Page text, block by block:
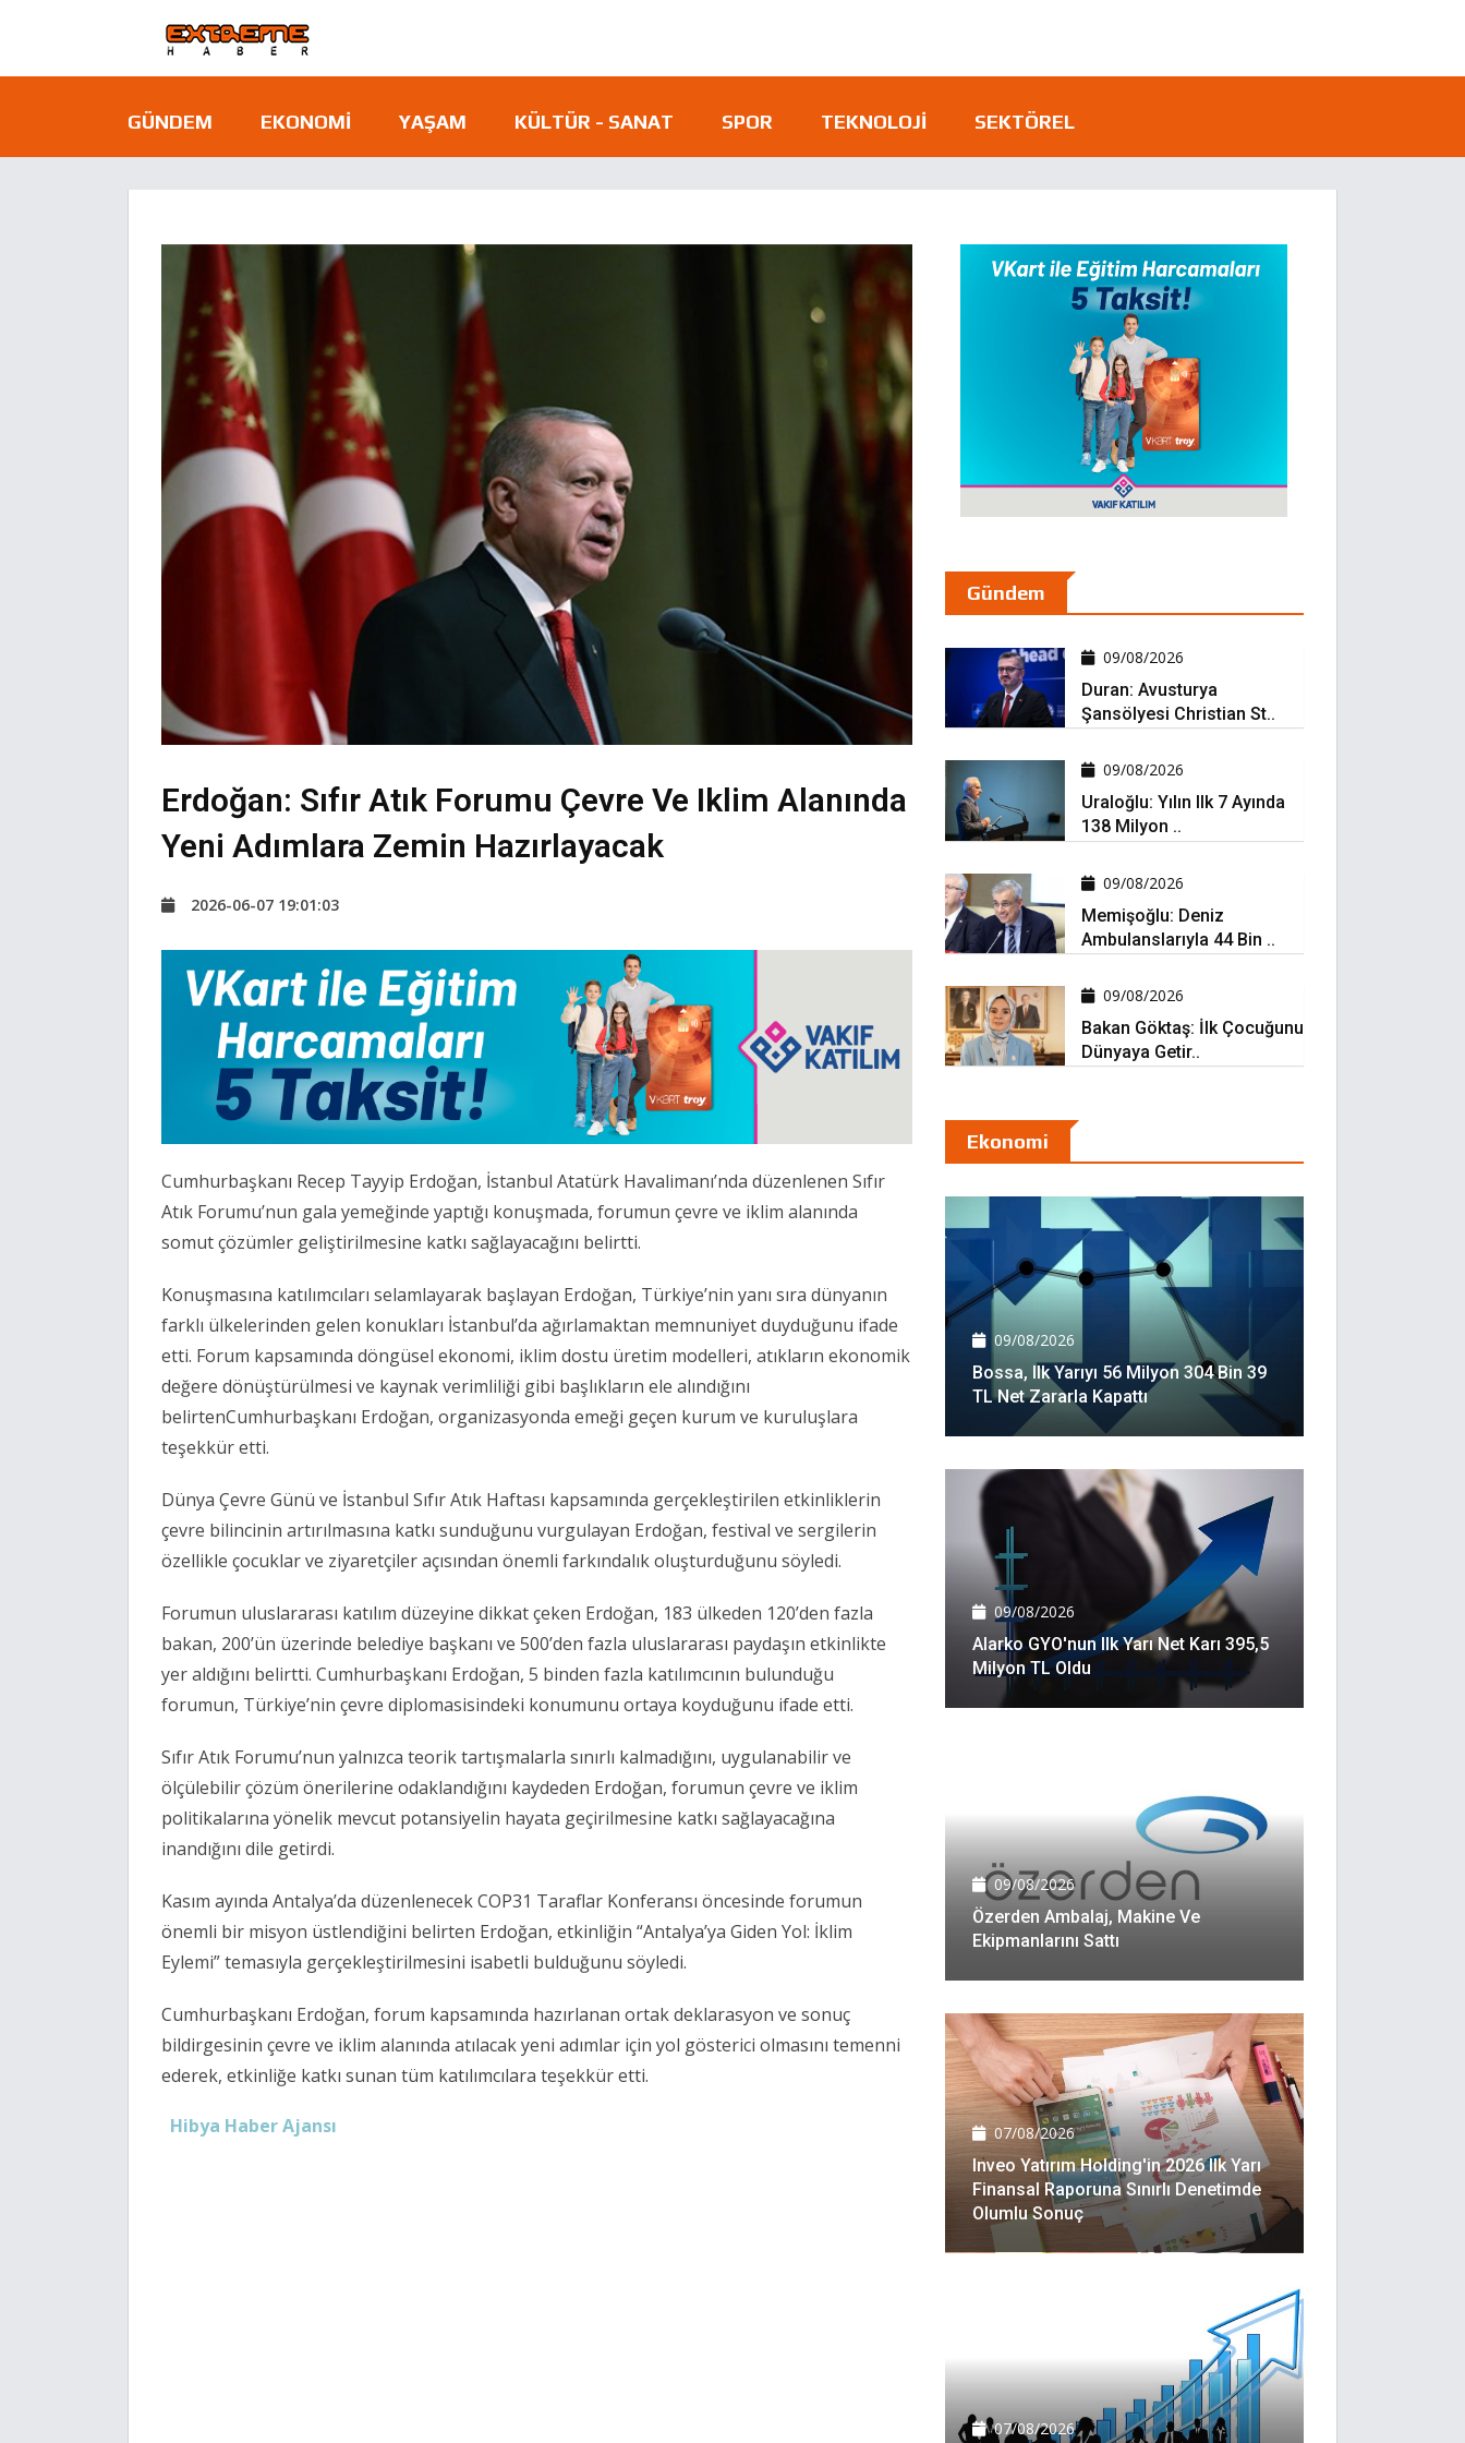
GÜNDEM EKONOMI YAŞAM KÜLTÜR - SANAT SPOR TEKNOLOJI SEKTÖREL
Erdoğan: Sıfır Atık Forumu Çevre Ve Iklim Alanında
Yeni Adımlara Zemin Hazırlayacak
2026-06-07 19:01:03
Cumhurbaşkanı Recep Tayyip Erdoğan, İstanbul Atatürk Havalimanı’nda düzenlenen Sıfır
Atık Forumu’nun gala yemeğinde yaptığı konuşmada, forumun çevre ve iklim alanında
somut çözümler geliştirilmesine katkı sağlayacağını belirtti.
Konuşmasına katılımcıları selamlayarak başlayan Erdoğan, Türkiye’nin yanı sıra dünyanın
farklı ülkelerinden gelen konukları İstanbul’da ağırlamaktan memnuniyet duyduğunu ifade
etti. Forum kapsamında döngüsel ekonomi, iklim dostu üretim modelleri, atıkların ekonomik
değere dönüştürülmesi ve kaynak verimliliği gibi başlıkların ele alındığını
belirtenCumhurbaşkanı Erdoğan, organizasyonda emeği geçen kurum ve kuruluşlara
teşekkür etti.
Dünya Çevre Günü ve İstanbul Sıfır Atık Haftası kapsamında gerçekleştirilen etkinliklerin
çevre bilincinin artırılmasına katkı sunduğunu vurgulayan Erdoğan, festival ve sergilerin
özellikle çocuklar ve ziyaretçiler açısından önemli farkındalık oluşturduğunu söyledi.
Forumun uluslararası katılım düzeyine dikkat çeken Erdoğan, 183 ülkeden 120’den fazla
bakan, 200’ün üzerinde belediye başkanı ve 500’den fazla uluslararası paydaşın etkinlikte
yer aldığını belirtti. Cumhurbaşkanı Erdoğan, 5 binden fazla katılımcının bulunduğu
forumun, Türkiye’nin çevre diplomasisindeki konumunu ortaya koyduğunu ifade etti.
Sıfır Atık Forumu’nun yalnızca teorik tartışmalarla sınırlı kalmadığını, uygulanabilir ve
ölçülebilir çözüm önerilerine odaklandığını kaydeden Erdoğan, forumun çevre ve iklim
politikalarına yönelik mevcut potansiyelin hayata geçirilmesine katkı sağlayacağına
inandığını dile getirdi.
Kasım ayında Antalya’da düzenlenecek COP31 Taraflar Konferansı öncesinde forumun
önemli bir misyon üstlendiğini belirten Erdoğan, etkinliğin “Antalya’ya Giden Yol: İklim
Eylemi” temasıyla gerçekleştirilmesini isabetli bulduğunu söyledi.
Cumhurbaşkanı Erdoğan, forum kapsamında hazırlanan ortak deklarasyon ve sonuç
bildirgesinin çevre ve iklim alanında atılacak yeni adımlar için yol gösterici olmasını temenni
ederek, etkinliğe katkı sunan tüm katılımcılara teşekkür etti.
Hibya Haber Ajansı
Gündem
09/08/2026
Duran: Avusturya
Şansölyesi Christian St..
09/08/2026
Uraloğlu: Yılın Ilk 7 Ayında
138 Milyon ..
09/08/2026
Memişoğlu: Deniz
Ambulanslarıyla 44 Bin ..
09/08/2026
Bakan Göktaş: İlk Çocuğunu
Dünyaya Getir..
Ekonomi
09/08/2026
Bossa, Ilk Yarıyı 56 Milyon 304 Bin 39
TL Net Zararla Kapattı
09/08/2026
Alarko GYO'nun Ilk Yarı Net Karı 395,5
Milyon TL Oldu
09/08/2026
Özerden Ambalaj, Makine Ve
Ekipmanlarını Sattı
07/08/2026
Inveo Yatırım Holding'in 2026 Ilk Yarı
Finansal Raporuna Sınırlı Denetimde
Olumlu Sonuç
07/08/2026